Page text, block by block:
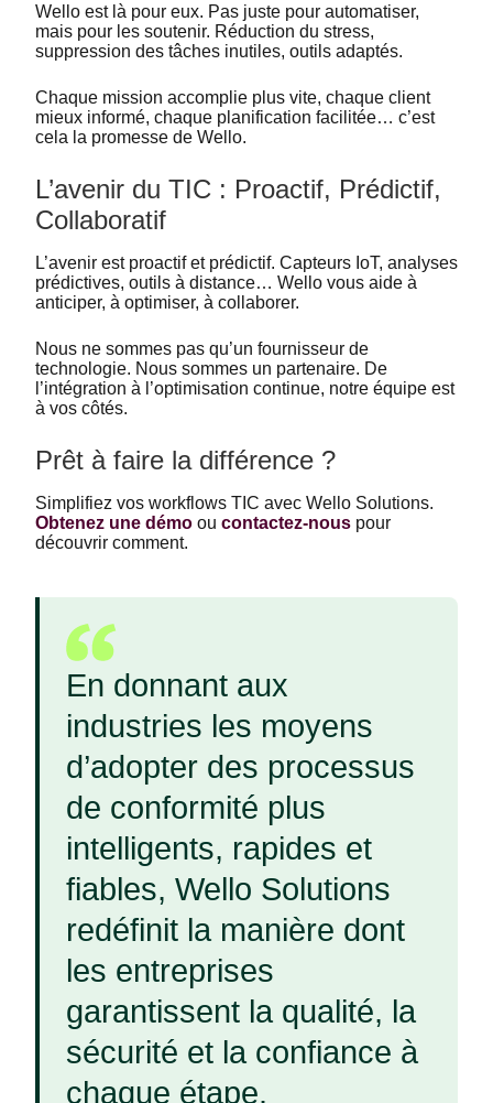
Wello est là pour eux. Pas juste pour automatiser,
mais pour les soutenir. Réduction du stress,
suppression des tâches inutiles, outils adaptés.
Chaque mission accomplie plus vite, chaque client
mieux informé, chaque planification facilitée… c’est
cela la promesse de Wello.
L’avenir du TIC : Proactif, Prédictif,
Collaboratif
L’avenir est proactif et prédictif. Capteurs IoT, analyses
prédictives, outils à distance… Wello vous aide à
anticiper, à optimiser, à collaborer.
Nous ne sommes pas qu’un fournisseur de
technologie. Nous sommes un partenaire. De
l’intégration à l’optimisation continue, notre équipe est
à vos côtés.
Prêt à faire la différence ?
Simplifiez vos workflows TIC avec Wello Solutions.
Obtenez une démo ou contactez-nous pour
découvrir comment.
En donnant aux
industries les moyens
d’adopter des processus
de conformité plus
intelligents, rapides et
fiables, Wello Solutions
redéfinit la manière dont
les entreprises
garantissent la qualité, la
sécurité et la confiance à
chaque étape.